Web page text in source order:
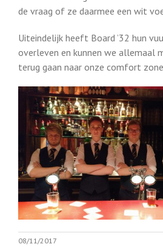
de vraag of ze daarmee een wit
Uiteindelijk heeft Board ’32 hun
overleven en kunnen we allemaal
terug gaan naar onze comfort
08/11/2017